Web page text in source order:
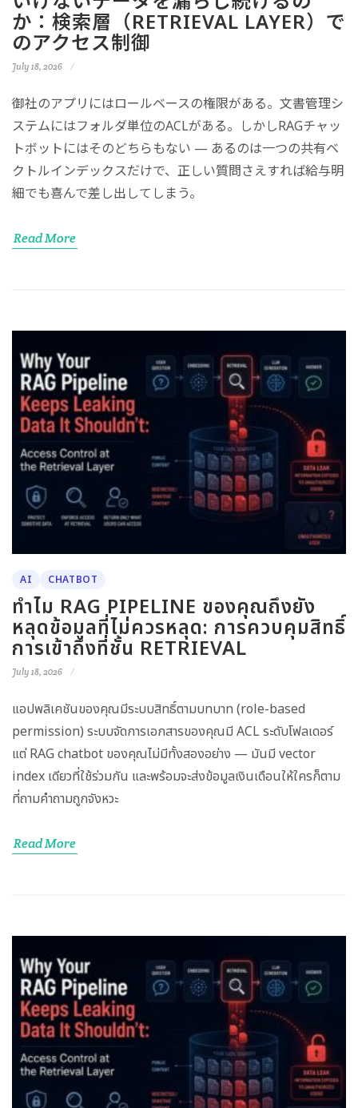
か：検索層（RETRIEVAL LAYER）で
のアクセス制御
July 18, 2026
御社のアプリにはロールベースの権限がある。文書管理シ
ステムにはフォルダ単位のACLがある。しかしRAGチャッ
トボットにはそのどちらもない — あるのは一つの共有ベ
クトルインデックスだけで、正しい質問さえすれば給与明
細でも喜んで差し出してしまう。
Read More
AI CHATBOT
ทำไม RAG PIPELINE ของคุณถึงยัง
หลุดข้อมูลที่ไม่ควรหลุด: การควบคุมสิทธิ์
การเข้าถึงที่ชั้น RETRIEVAL
July 18, 2026
แอปพลิเคชันของคุณมีระบบสิทธิ์ตามบทบาท (role-based
permission) ระบบจัดการเอกสารของคุณมี ACL ระดับโฟลเดอร์
แต่ RAG chatbot ของคุณไม่มีทั้งสองอย่าง — มันมี vector
index เดียวที่ใช้ร่วมกัน และพร้อมจะส่งข้อมูลเงินเดือนให้ใครก็ตาม
ที่ถามคำถามถูกจังหวะ
Read More